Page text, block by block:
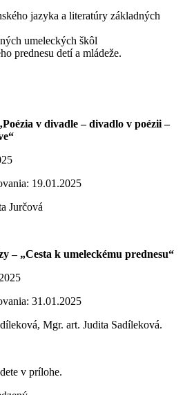
jazyka a literatúry základných
umeleckých škôl
prednesu detí a mládeže.
v divadle – divadlo v poézii –
19.01.2025
Jurčová
– „Cesta k umeleckému prednesu“
31.01.2025
Mgr. art. Judita Sadíleková.
v prílohe.